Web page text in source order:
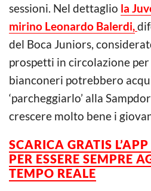
sessioni. Nel dettaglio la
mirino Leonardo Balerdi,
del Boca Juniors,
prospetti in circolazione
bianconeri potrebbero
‘parcheggiarlo’ alla
crescere molto bene i
SCARICA GRATIS L’APP
PER ESSERE SEMPRE
TEMPO REALE